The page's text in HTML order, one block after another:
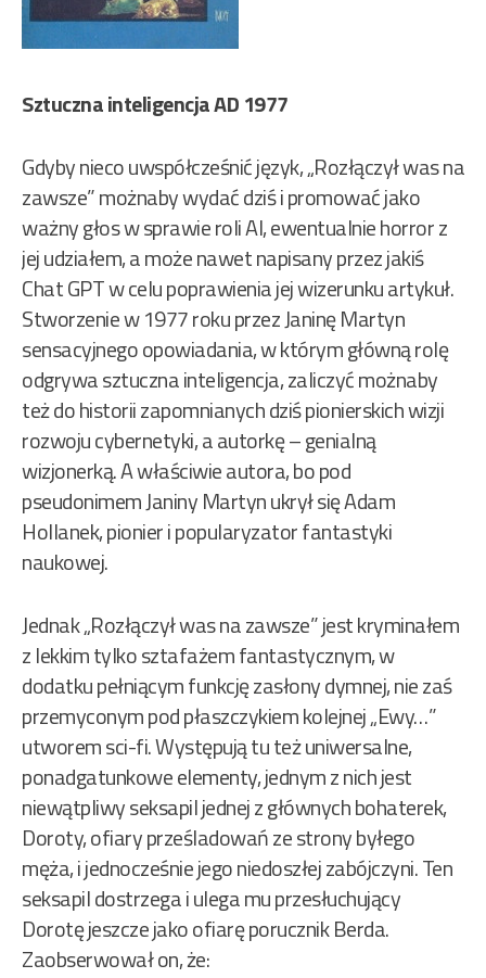
Sztuczna inteligencja AD 1977
Gdyby nieco uwspółcześnić język, „Rozłączył was na
zawsze” możnaby wydać dziś i promować jako
ważny głos w sprawie roli AI, ewentualnie horror z
jej udziałem, a może nawet napisany przez jakiś
Chat GPT w celu poprawienia jej wizerunku artykuł.
Stworzenie w 1977 roku przez Janinę Martyn
sensacyjnego opowiadania, w którym główną rolę
odgrywa sztuczna inteligencja, zaliczyć możnaby
też do historii zapomnianych dziś pionierskich wizji
rozwoju cybernetyki, a autorkę – genialną
wizjonerką. A właściwie autora, bo pod
pseudonimem Janiny Martyn ukrył się Adam
Hollanek, pionier i popularyzator fantastyki
naukowej.
Jednak „Rozłączył was na zawsze” jest kryminałem
z lekkim tylko sztafażem fantastycznym, w
dodatku pełniącym funkcję zasłony dymnej, nie zaś
przemyconym pod płaszczykiem kolejnej „Ewy…”
utworem sci-fi. Występują tu też uniwersalne,
ponadgatunkowe elementy, jednym z nich jest
niewątpliwy seksapil jednej z głównych bohaterek,
Doroty, ofiary prześladowań ze strony byłego
męża, i jednocześnie jego niedoszłej zabójczyni. Ten
seksapil dostrzega i ulega mu przesłuchujący
Dorotę jeszcze jako ofiarę porucznik Berda.
Zaobserwował on, że: